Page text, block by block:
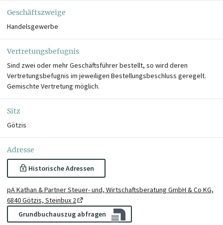
Geschäftszweige
Handelsgewerbe
Vertretungsbefugnis
Sind zwei oder mehr Geschäftsführer bestellt, so wird deren
Vertretungsbefugnis im jeweiligen Bestellungsbeschluss geregelt.
Gemischte Vertretung möglich.
Sitz
Götzis
Adresse
Historische Adressen
pA Kathan & Partner Steuer- und, Wirtschaftsberatung GmbH & Co KG,
6840 Götzis, Steinbux 2
Grundbuchauszug abfragen